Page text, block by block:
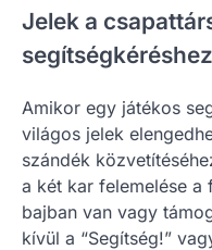
Jelek a
segítségkéréshez
Amikor egy játékos
világos jelek
szándék
a két kar felemelése
bajban van vagy
kívül a “Segítség!”